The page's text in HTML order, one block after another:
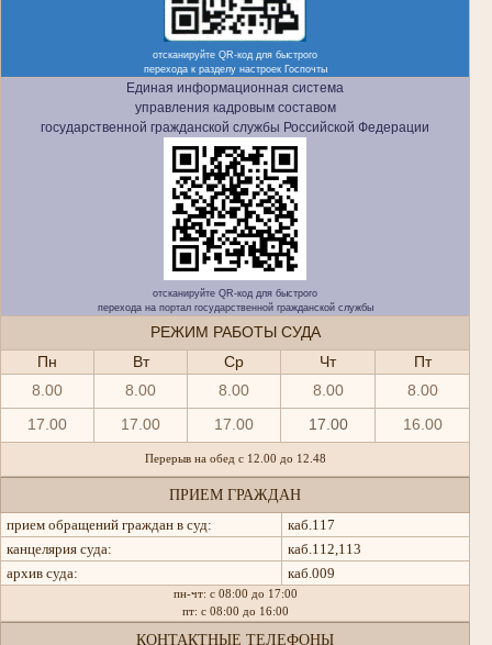
отсканируйте QR-код для быстрого
перехода к разделу настроек Госпочты
Единая информационная система
управления кадровым составом
государственной гражданской службы Российской Федерации
отсканируйте QR-код для быстрого
перехода на портал государственной гражданской службы
РЕЖИМ РАБОТЫ СУДА
Пн
Вт Ср Чт
Пт
8.00
8.00 8.00 8.00
8.00
17.00
17.00 17.00 17.00 16.00
Перерыв на обед с 12.00 до 12.48
ПРИЕМ ГРАЖДАН
прием обращений граждан в суд:
каб.117
канцелярия суда:
каб.112,113
архив суда:
каб.009
пн-чт: с 08:00 до 17:00
пт: с 08:00 до 16:00
КОНТАКТНЫЕ ТЕЛЕФОНЫ